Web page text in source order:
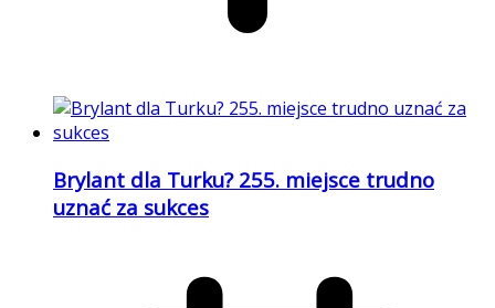
Brylant dla Turku? 255. miejsce trudno
uznać za sukces